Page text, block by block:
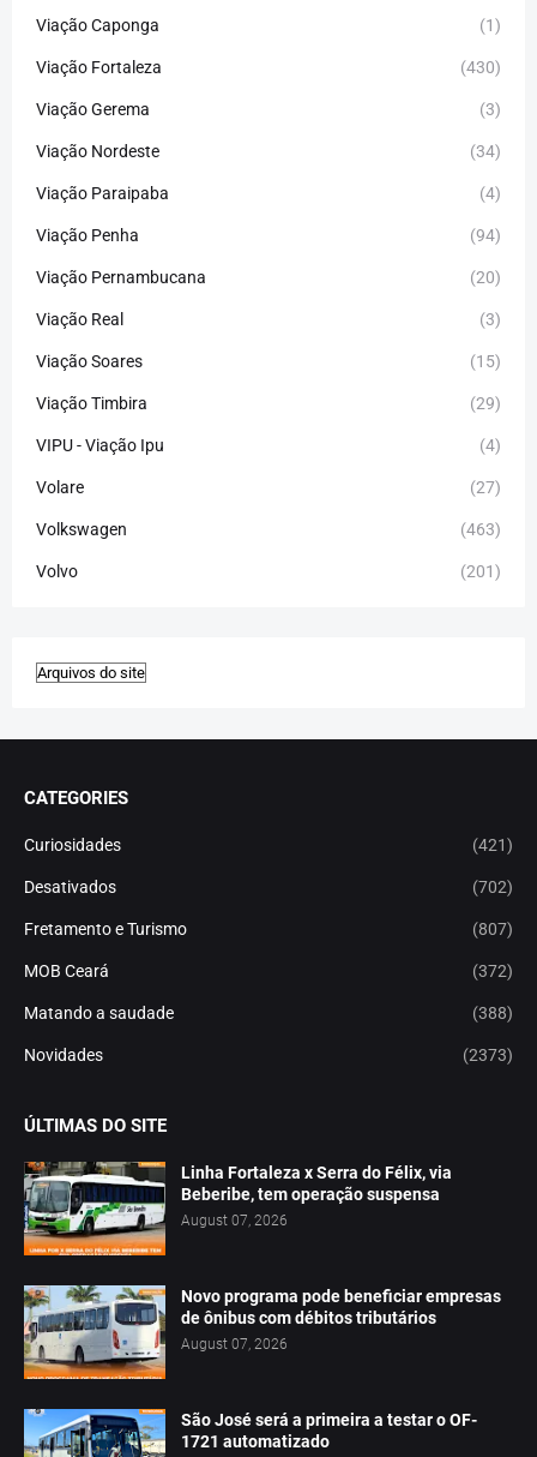
Viação Caponga (1)
Viação Fortaleza (430)
Viação Gerema (3)
Viação Nordeste (34)
Viação Paraipaba (4)
Viação Penha (94)
Viação Pernambucana (20)
Viação Real (3)
Viação Soares (15)
Viação Timbira (29)
VIPU - Viação Ipu (4)
Volare (27)
Volkswagen (463)
Volvo (201)
CATEGORIES
Curiosidades (421)
Desativados (702)
Fretamento e Turismo (807)
MOB Ceará (372)
Matando a saudade (388)
Novidades (2373)
ÚLTIMAS DO SITE
Linha Fortaleza x Serra do Félix, via
Beberibe, tem operação suspensa
August 07, 2026
Novo programa pode beneficiar empresas
de ônibus com débitos tributários
August 07, 2026
São José será a primeira a testar o OF-
1721 automatizado